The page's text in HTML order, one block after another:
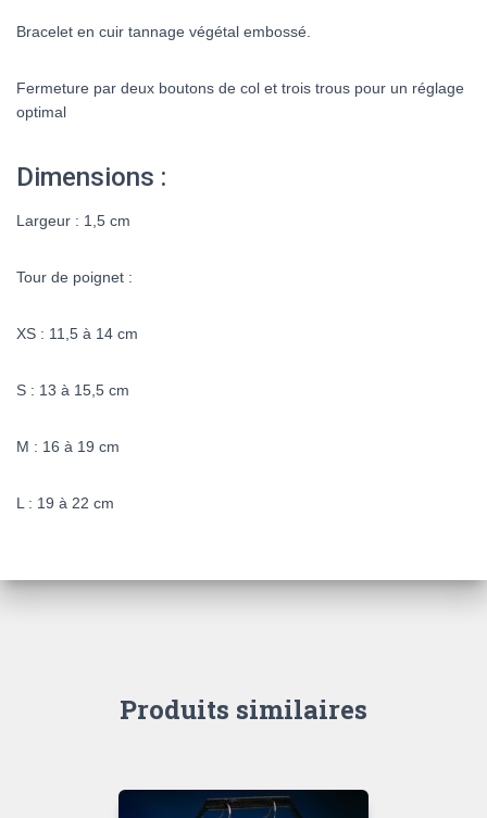
Bracelet en cuir tannage végétal embossé.
Fermeture par deux boutons de col et trois trous pour un réglage
optimal
Dimensions :
Largeur : 1,5 cm
Tour de poignet :
XS : 11,5 à 14 cm
S : 13 à 15,5 cm
M : 16 à 19 cm
L : 19 à 22 cm
Produits similaires